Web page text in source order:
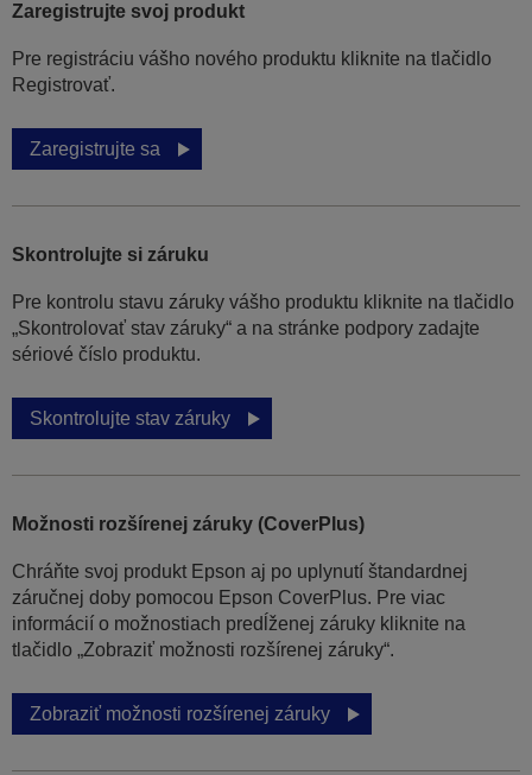
Zaregistrujte svoj produkt
Pre registráciu vášho nového produktu kliknite na tlačidlo
Registrovať.
Zaregistrujte sa
Skontrolujte si záruku
Pre kontrolu stavu záruky vášho produktu kliknite na tlačidlo
„Skontrolovať stav záruky“ a na stránke podpory zadajte
sériové číslo produktu.
Skontrolujte stav záruky
Možnosti rozšírenej záruky (CoverPlus)
Chráňte svoj produkt Epson aj po uplynutí štandardnej
záručnej doby pomocou Epson CoverPlus. Pre viac
informácií o možnostiach predĺženej záruky kliknite na
tlačidlo „Zobraziť možnosti rozšírenej záruky“.
Zobraziť možnosti rozšírenej záruky